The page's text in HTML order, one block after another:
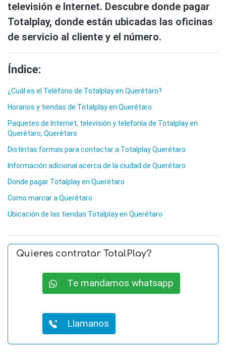
televisión e Internet. Descubre donde pagar
Totalplay, donde están ubicadas las oficinas
de servicio al cliente y el número.
Índice:
¿Cuál es el Teléfono de Totalplay en Querétaro?
Horarios y tiendas de Totalplay en Querétaro
Paquetes de Internet, televisión y telefonía de Totalplay en
Querétaro, Querétaro
Distintas formas para contactar a Totalplay Querétaro
Información adicional acerca de la ciudad de Querétaro
Donde pagar Totalplay en Querétaro
Como marcar a Querétaro
Ubicación de las tiendas Totalplay en Querétaro
Quieres contratar TotalPlay?
Te mandamos whatsapp
Llamanos